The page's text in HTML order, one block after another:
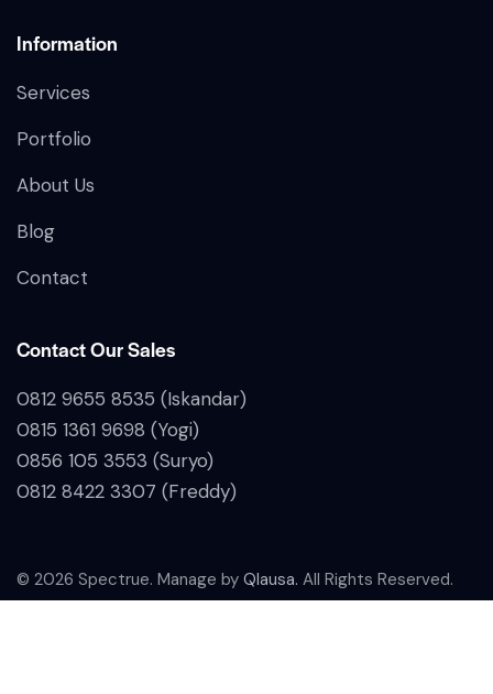
Information
Services
Portfolio
About Us
Blog
Contact
Contact Our Sales
0812 9655 8535 (Iskandar)
0815 1361 9698 (Yogi)
0856 105 3553 (Suryo)
0812 8422 3307 (Freddy)
© 2026 Spectrue. Manage by Qlausa. All Rights Reserved.